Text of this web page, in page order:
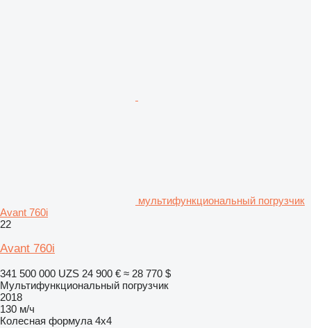
мультифункциональный погрузчик
Avant 760i
22
Avant 760i
341 500 000 UZS 24 900 € ≈ 28 770 $
Мультифункциональный погрузчик
2018
130 м/ч
Колесная формула 4x4